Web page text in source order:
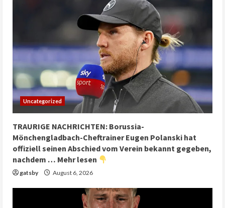
Uncategorized
TRAURIGE NACHRICHTEN: Borussia-
Mönchengladbach-Cheftrainer Eugen Polanski hat
offiziell seinen Abschied vom Verein bekannt gegeben,
nachdem … Mehr lesen
gatsby August 6, 2026